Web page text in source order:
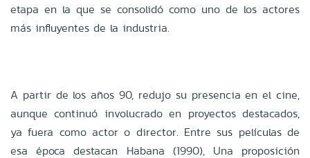
etapa en la que se consolidó como uno de los actores
más influyentes de la industria.
A partir de los años 90, redujo su presencia en el cine,
aunque continuó involucrado en proyectos destacados,
ya fuera como actor o director. Entre sus películas de
esa época destacan Habana (1990), Una proposición